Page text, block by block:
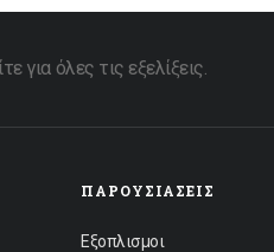
για όλες τις εξελίξεις.
ΠΑΡΟΥΣΙΆΣΕΙΣ
Εξοπλισμοι